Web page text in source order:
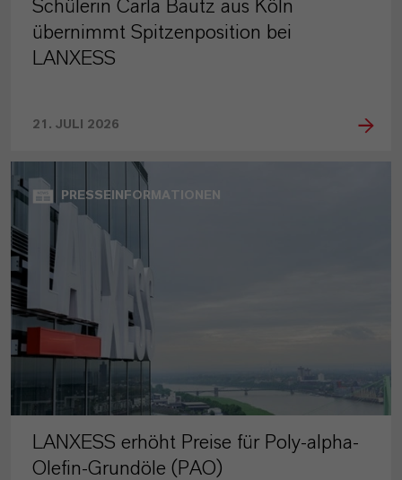
Schülerin Carla Bautz aus Köln
übernimmt Spitzenposition bei
LANXESS
21. JULI 2026
PRESSEINFORMATIONEN
LANXESS erhöht Preise für Poly-alpha-
Olefin-Grundöle (PAO)